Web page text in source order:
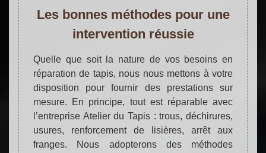
Les bonnes méthodes pour une
intervention réussie
Quelle que soit la nature de vos besoins en
réparation de tapis, nous nous mettons à votre
disposition pour fournir des prestations sur
mesure. En principe, tout est réparable avec
l’entreprise Atelier du Tapis : trous, déchirures,
usures, renforcement de lisières, arrêt aux
franges. Nous adopterons des méthodes